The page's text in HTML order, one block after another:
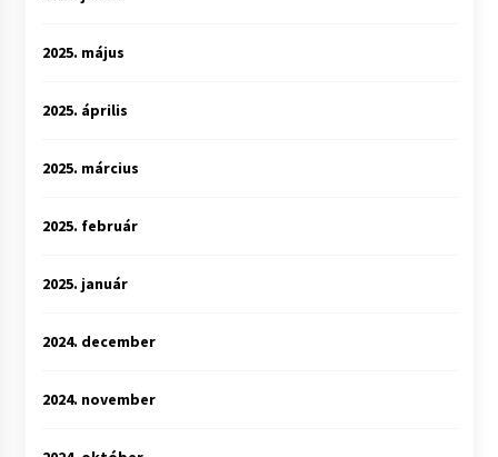
2025. május
2025. április
2025. március
2025. február
2025. január
2024. december
2024. november